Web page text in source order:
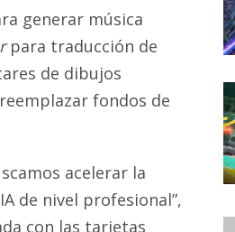
generar música
para traducción de
de dibujos
fondos de
acelerar la
de nivel profesional”,
con las tarjetas